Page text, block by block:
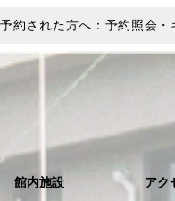
約された方へ：予約照会・
館内施設 アク